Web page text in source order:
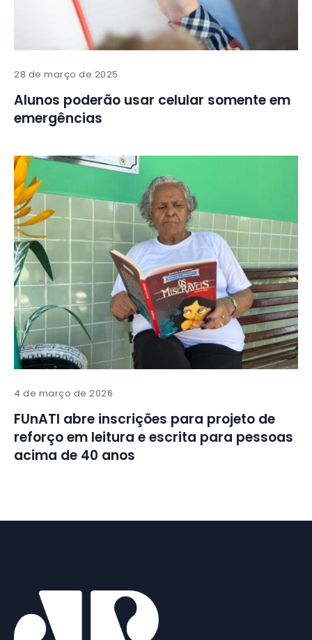
28 de março de 2025
Alunos poderão usar celular somente em
emergências
4 de março de 2026
FUnATI abre inscrições para projeto de
reforço em leitura e escrita para pessoas
acima de 40 anos